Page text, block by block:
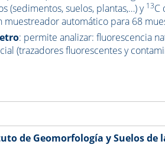
(sedimentos, suelos, plantas,…) y 13C
muestreador automático para 68
: permite analizar: fluorescencia
(trazadores fluorescentes y
de Geomorfología y Suelos de